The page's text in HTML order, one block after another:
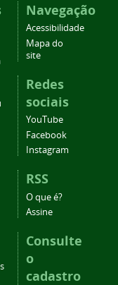
Navegação
Acessibilidade
Mapa do
site
Redes
sociais
YouTube
Facebook
Instagram
RSS
O que é?
Assine
Consulte
o
cadastro